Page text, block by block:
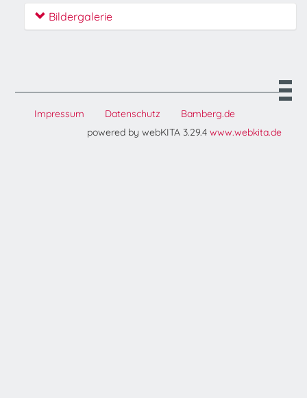
Bildergalerie
Impressum Datenschutz
Bamberg.de
powered by webKITA 3.29.4 www.webkita.de